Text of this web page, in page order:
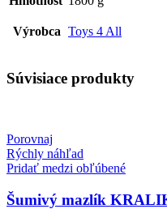
Výrobca Toys 4 All
Súvisiace produkty
Porovnaj
Rýchly náhľad
Pridať medzi obľúbené
Šumivý mazlík